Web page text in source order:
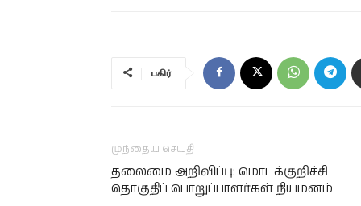
பகிர்
முந்தைய செய்தி
தலைமை அறிவிப்பு: மொடக்குறிச்சி
தொகுதிப் பொறுப்பாளர்கள் நியமனம்